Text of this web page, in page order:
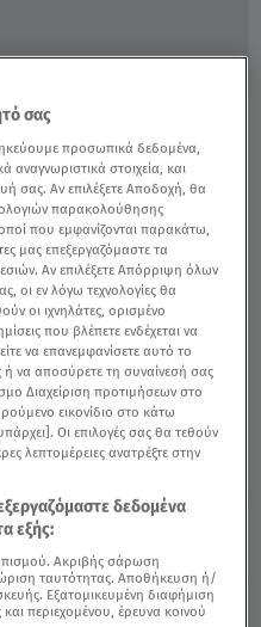
Προβλέψεις Της
ΑΣΗ ΜΠΗΛΙΟΥ
ΗΜΕΡΗΣΙΕΣ ΠΡΟΒΛΕΨΕΙΣ
σας
προσωπικά δεδομένα,
στοιχεία, και
σας. Αν επιλέξετε Αποδοχή, θα
παρακολούθησης
που εμφανίζονται παρακάτω,
μας επεξεργαζόμαστε τα
Αν επιλέξετε Απόρριψη όλων
οι εν λόγω τεχνολογίες θα
οι ιχνηλάτες, ορισμένο
που βλέπετε ενδέχεται να
να επανεμφανίσετε αυτό το
ή να αποσύρετε τη συναίνεσή σας
Διαχείριση προτιμήσεων στο
εικονίδιο στο κάτω
Οι επιλογές σας θα τεθούν
λεπτομέρειες ανατρέξτε στην
δεδομένα
εξής:
Ακριβής σάρωση
ταυτότητας. Αποθήκευση ή/
Εξατομικευμένη διαφήμιση
περιεχομένου, έρευνα κοινού